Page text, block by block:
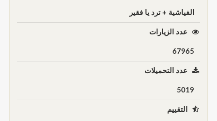
الفياشية + ترد يا فقير
عدد الزيارات
67965
عدد التحميلات
5019
التقييم